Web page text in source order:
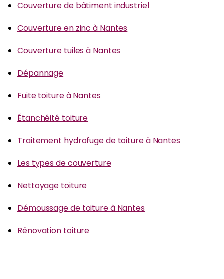
Couverture de bâtiment industriel
Couverture en zinc à Nantes
Couverture tuiles à Nantes
Dépannage
Fuite toiture à Nantes
Étanchéité toiture
Traitement hydrofuge de toiture à Nantes
Les types de couverture
Nettoyage toiture
Démoussage de toiture à Nantes
Rénovation toiture